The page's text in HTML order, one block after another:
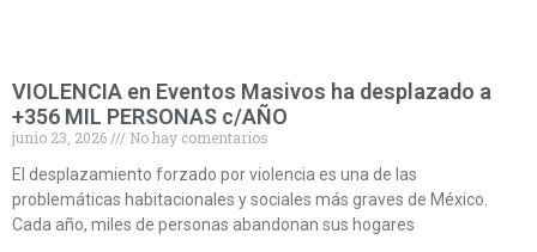
VIOLENCIA en Eventos Masivos ha desplazado a
+356 MIL PERSONAS c/AÑO
junio 23, 2026
No hay comentarios
El desplazamiento forzado por violencia es una de las
problemáticas habitacionales y sociales más graves de México.
Cada año, miles de personas abandonan sus hogares